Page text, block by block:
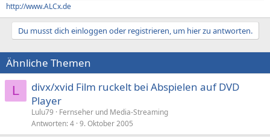
http://www.ALCx.de
Du musst dich einloggen oder registrieren, um hier zu antworten.
Ähnliche Themen
L
divx/xvid Film ruckelt bei Abspielen auf DVD
Player
Lulu79
Fernseher und Media-Streaming
Antworten 4 9. Oktober 2005